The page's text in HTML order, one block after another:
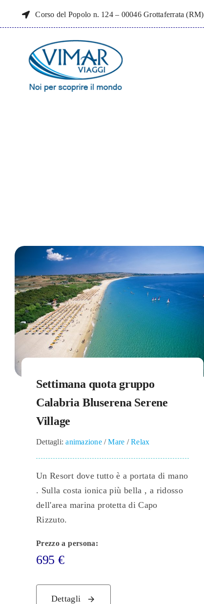
Corso del Popolo n. 124 – 00046 Grottaferrata (RM)
Settimana quota gruppo
Calabria Bluserena Serene
Village
Dettagli:animazione/Mare /Relax
Un Resort dove tutto è a portata di mano
. Sulla costa ionica più bella , a ridosso
dell'area marina protetta di Capo
Rizzuto.
Prezzo a persona:
695 €
Dettagli